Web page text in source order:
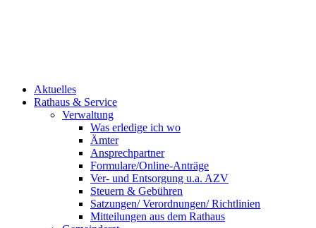
Aktuelles
Rathaus & Service
Verwaltung
Was erledige ich wo
Ämter
Ansprechpartner
Formulare/Online-Anträge
Ver- und Entsorgung u.a. AZV
Steuern & Gebühren
Satzungen/ Verordnungen/ Richtlinien
Mitteilungen aus dem Rathaus